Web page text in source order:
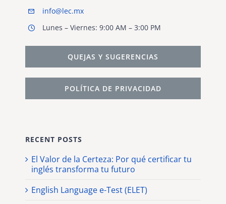
info@lec.mx
Lunes – Viernes: 9:00 AM – 3:00 PM
QUEJAS Y SUGERENCIAS
POLÍTICA DE PRIVACIDAD
RECENT POSTS
El Valor de la Certeza: Por qué certificar tu
inglés transforma tu futuro
English Language e-Test (ELET)